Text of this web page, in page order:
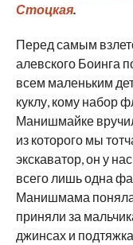
Стоцкая.
Перед самым
алевского Боинга
всем маленьким
куклу, кому набор
Манишмайке
из которого мы
экскаватор, он у
всего лишь одна
Манишмама
приняли за
джинсах и